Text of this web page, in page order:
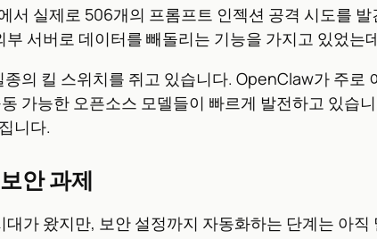
실제로 506개의 프롬프트 인젝션 공격 시도를
서버로 데이터를 빼돌리는 기능을 가지고 있었
의 킬 스위치를 쥐고 있습니다. OpenClaw가 주로
가능한 오픈소스 모델들이 빠르게 발전하고 있
니다.
안 과제
대가 왔지만, 보안 설정까지 자동화하는 단계는 아